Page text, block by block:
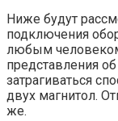
Ниже будут
подключения
любым
представления
затрагиваться
двух магнитол.
же.